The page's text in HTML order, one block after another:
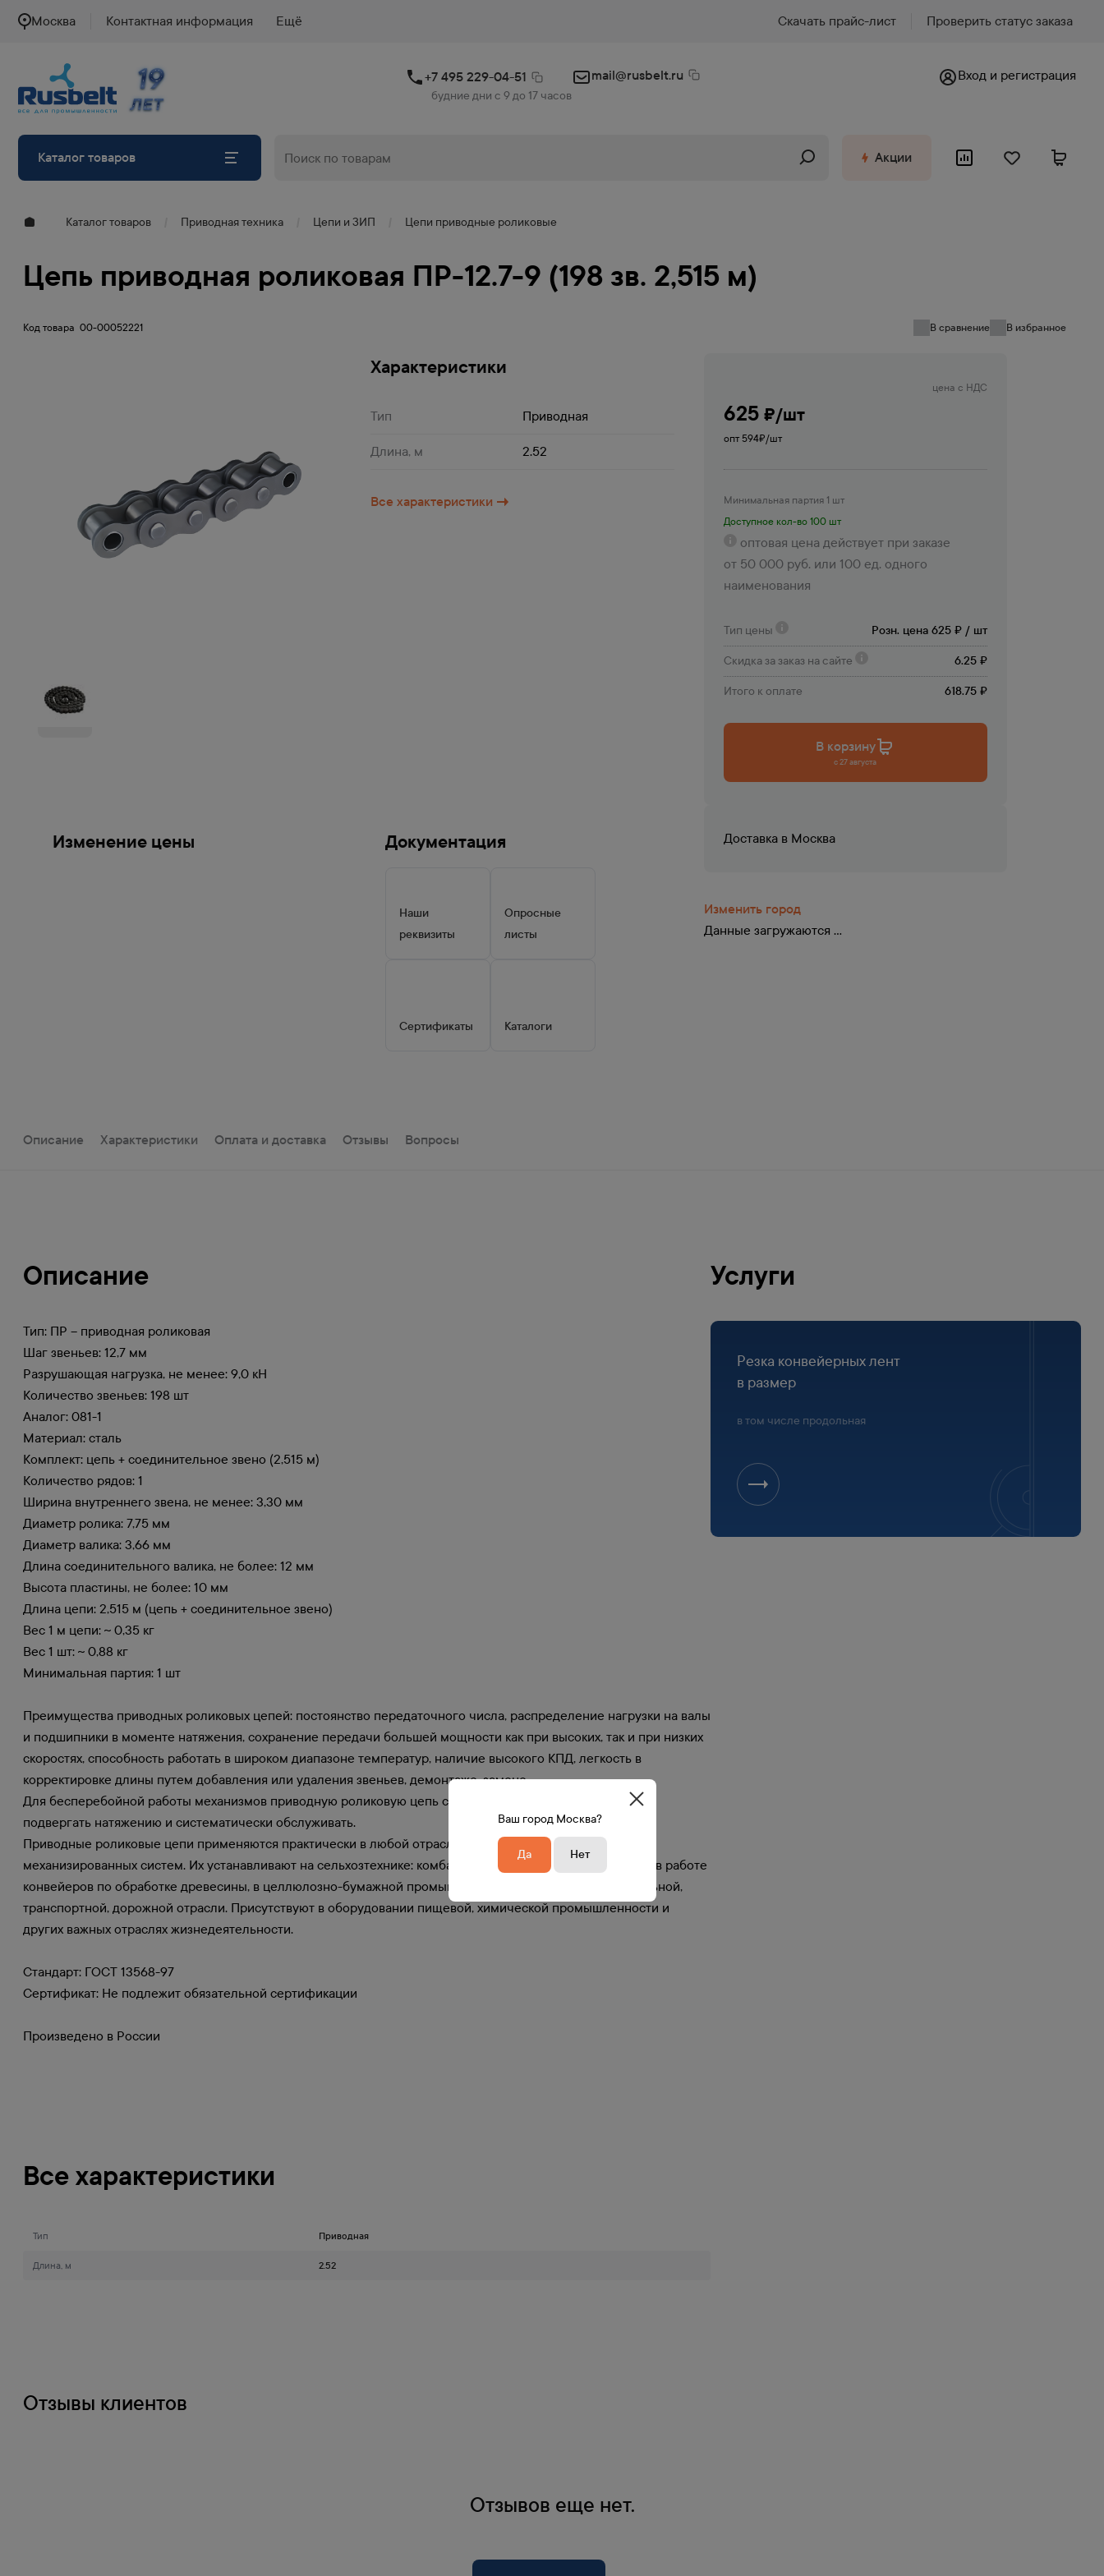
Москва Контактная информация Ещё Скачать прайс-лист Проверить статус заказа
19
ЛЕТ
19
ЛЕТ
+7 495 229-04-51
будние дни с 9 до 17 часов
mail@rusbelt.ru Вход и регистрация
Каталог товаров Акции
Каталог товаров Приводная техника Цепи и ЗИП Цепи приводные роликовые
Цепь приводная роликовая ПР-12.7-9 (198 зв. 2,515 м)
Код товара 00-00052221 В сравнение В избранное
Характеристики
Тип Приводная
Длина, м 2.52
Все характеристики
цена с НДС
625 ₽/шт
опт 594₽/шт
Минимальная партия 1 шт
Доступное кол-во 100 шт
оптовая цена действует при заказе
от 50 000 руб. или 100 ед. одного
наименования
Тип цены Розн. цена 625 ₽ / шт
Скидка за заказ на сайте 6.25 ₽
Итого к оплате 618.75 ₽
В корзину
с 27 августа
Изменение цены Документация
Наши
реквизиты
Опросные
листы
Сертификаты Каталоги
Доставка в Москва
Изменить город
Данные загружаются ...
Описание Характеристики Оплата и доставка Отзывы Вопросы
Описание
Тип: ПР – приводная роликовая
Шаг звеньев: 12,7 мм
Разрушающая нагрузка, не менее: 9,0 кН
Количество звеньев: 198 шт
Аналог: 081-1
Материал: сталь
Комплект: цепь + соединительное звено (2,515 м)
Количество рядов: 1
Ширина внутреннего звена, не менее: 3,30 мм
Диаметр ролика: 7,75 мм
Диаметр валика: 3,66 мм
Длина соединительного валика, не более: 12 мм
Высота пластины, не более: 10 мм
Длина цепи: 2,515 м (цепь + соединительное звено)
Вес 1 м цепи: ~ 0,35 кг
Вес 1 шт: ~ 0,88 кг
Минимальная партия: 1 шт
Преимущества приводных роликовых цепей: постоянство передаточного числа, распределение нагрузки на валы
и подшипники в моменте натяжения, сохранение передачи большей мощности как при высоких, так и при низких
скоростях, способность работать в широком диапазоне температур, наличие высокого КПД, легкость в
корректировке длины путем добавления или удаления звеньев, демонтаже, замене.
Для бесперебойной работы механизмов приводную роликовую цепь следует правильно устанавливать,
подвергать натяжению и систематически обслуживать.
Приводные роликовые цепи применяются практически в любой отрасли: от велосипеда до сложных
механизированных систем. Их устанавливают на сельхозтехнике: комбайнах и уборочной, они участвуют в работе
конвейеров по обработке древесины, в целлюлозно-бумажной промышленности. Требуются в строительной,
транспортной, дорожной отрасли. Присутствуют в оборудовании пищевой, химической промышленности и
других важных отраслях жизнедеятельности.
Стандарт: ГОСТ 13568-97
Сертификат: Не подлежит обязательной сертификации
Произведено в России
Все характеристики
Тип Приводная
Длина, м 2.52
Услуги
Резка конвейерных лент
в размер
в том числе продольная
Отзывы клиентов
Отзывов еще нет.
Ваш город Москва?
Да Нет